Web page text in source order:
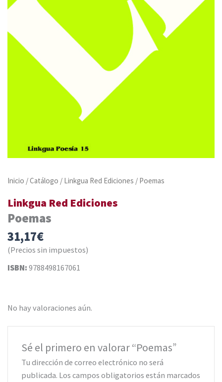
Inicio /Catálogo / Linkgua Red Ediciones / Poemas
Linkgua Red Ediciones
Poemas
31,17€
(Precios sin impuestos)
ISBN: 9788498167061
No hay valoraciones aún.
Sé el primero en valorar “Poemas”
Tu dirección de correo electrónico no será
publicada. Los campos obligatorios están marcados